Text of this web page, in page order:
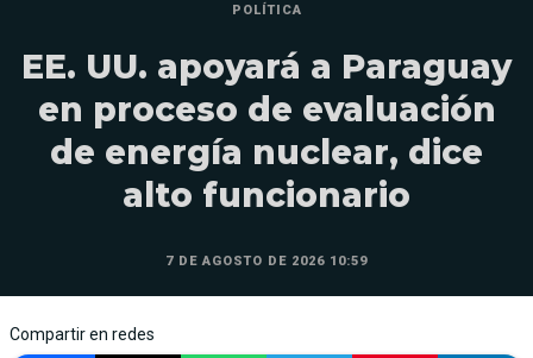
POLÍTICA
EE. UU. apoyará a Paraguay
en proceso de evaluación
de energía nuclear, dice
alto funcionario
7 DE AGOSTO DE 2026 10:59
Compartir en redes